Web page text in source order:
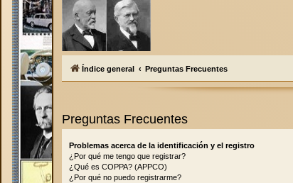
Índice general Preguntas Frecuentes
Preguntas Frecuentes
Problemas acerca de la identificación y el registro
¿Por qué me tengo que registrar?
¿Qué es COPPA? (APPCO)
¿Por qué no puedo registrarme?